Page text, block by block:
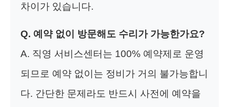
차이가 있습니다.
Q. 예약 없이 방문해도 수리가 가능한가요?
A. 직영 서비스센터는 100% 예약제로 운영
되므로 예약 없이는 정비가 거의 불가능합니
다. 간단한 문제라도 반드시 사전에 예약을